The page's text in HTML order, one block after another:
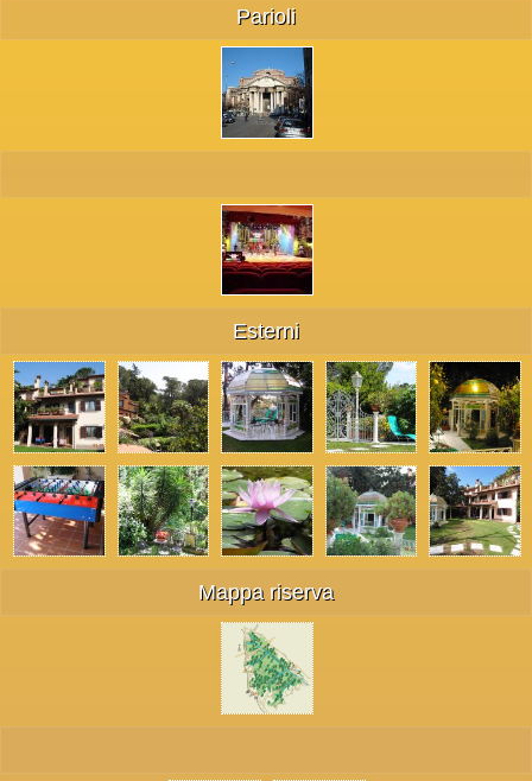
Parioli
Esterni
Mappa riserva